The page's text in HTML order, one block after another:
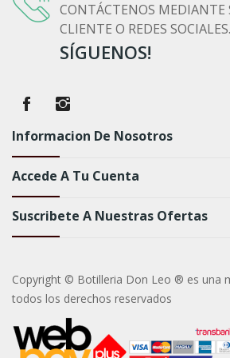
CONTÁCTENOS MEDIANTE
CLIENTE O REDES SOCIALES.
SÍGUENOS!
Informacion De Nosotros
Accede A Tu Cuenta
Suscribete A Nuestras Ofertas
Copyright © Botilleria Don Leo ® es una
todos los derechos reservados